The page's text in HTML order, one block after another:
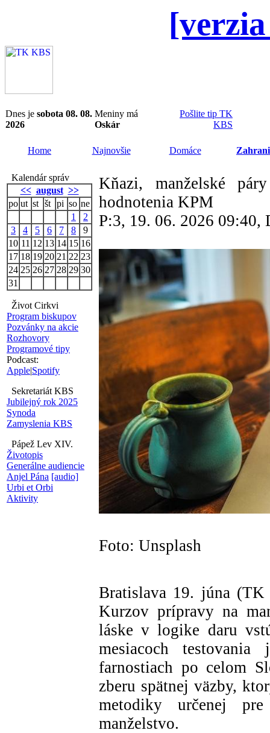
Dnes je sobota 08. 08.
2026
Meniny má
Oskár
Pošlite tip TK
KBS
Home Najnovšie Domáce
Kalendár správ
<< august >>
po ut st št pi so ne
1
2
3
4 5 6 7 8
9
10 11 12 13 14 15 16
17 18 19 20 21 22 23
24 25 26 27 28 29 30
31
Život Cirkvi
Program biskupov
Pozvánky na akcie
Rozhovory
Programové tipy
Podcast:
Apple|Spotify
Sekretariát KBS
Jubilejný rok 2025
Synoda
Zamyslenia KBS
Pápež Lev XIV.
Životopis
Generálne audiencie
Anjel Pána [audio]
Urbi et Orbi
Aktivity
Kňazi, manželské
hodnotenia KPM
P:3, 19. 06. 2026 09:40,
Foto: Unsplash
Bratislava 19. júna
Kurzov prípravy na
láske v logike daru
mesiacoch
farnostiach po celom
zberu spätnej väzby,
metodiky určenej
manželstvo.